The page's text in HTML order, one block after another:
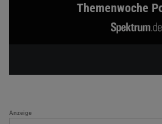
Themenwoche
Anzeige